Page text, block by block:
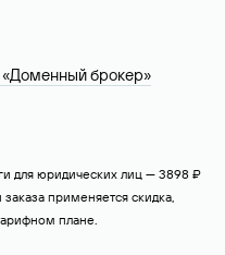
«Доменный брокер»
для юридических лиц — 3898 ₽
применяется скидка,
плане.